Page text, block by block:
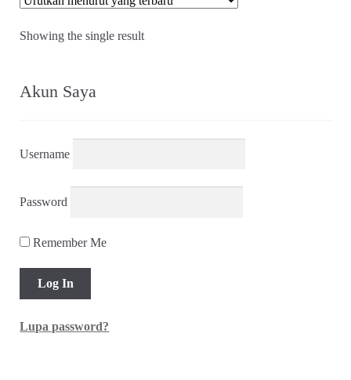
Showing the single result
Akun Saya
Username
Password
Remember Me
Lupa password?